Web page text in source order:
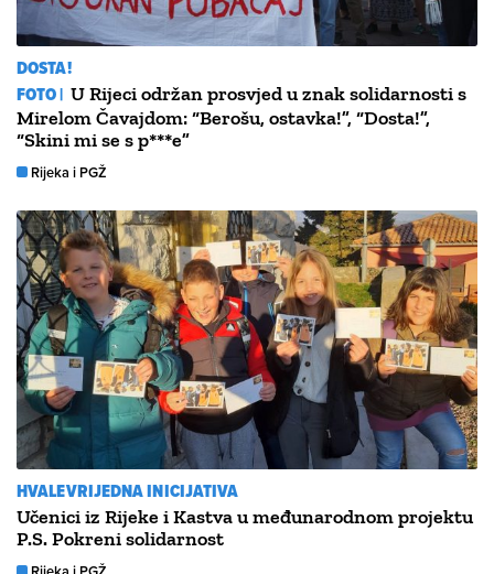
DOSTA!
FOTO | U Rijeci održan prosvjed u znak solidarnosti s
Mirelom Čavajdom: “Berošu, ostavka!”, “Dosta!”,
“Skini mi se s p***e”
Rijeka i PGŽ
HVALEVRIJEDNA INICIJATIVA
Učenici iz Rijeke i Kastva u međunarodnom projektu
P.S. Pokreni solidarnost